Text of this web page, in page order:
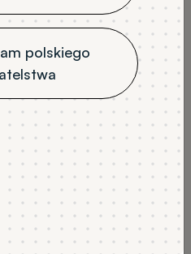
polskiego
Biobased
Materials
chemiczna